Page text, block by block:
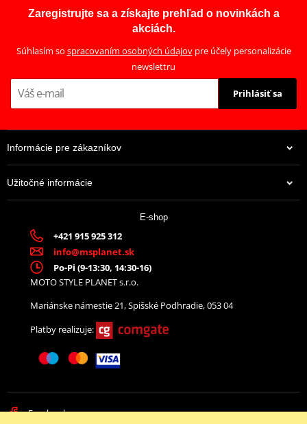
Kompletní sada karbonových třecích lamel, ocelových lamel pro
offroad (motocross, enduro a ATV) pro nejnáročnější závodní
zesílených spojkových pružin.
Zaregistrujte sa a získajte prehľad o novinkách a
akciách.
Súhlasím so spracovaním osobných údajovpre účely personalizácie
newslettru
Prihlásiť sa
Informácie pre zákazníkov
Užitočné informácie
E-shop
+421 915 925 312
info@msplanet.sk
Po-Pi (9-13:30, 14:30-16)
MOTO STYLE PLANET s.r.o.
Mariánske námestie 21, Spišské Podhradie, 053 04
Platby realizuje:
Facebook